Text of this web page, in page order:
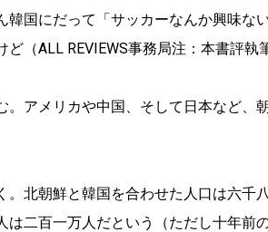
国にだって「サッカーなんか興味な
（ALL REVIEWS事務局注：本書評執
。アメリカや中国、そして日本など、
北朝鮮と韓国を合わせた人口は六千
二百一万人だという（ただし十年前の